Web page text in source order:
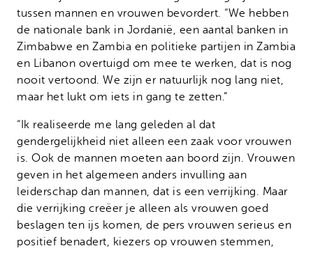
tussen mannen en vrouwen bevordert. “We hebben
de nationale bank in Jordanië, een aantal banken in
Zimbabwe en Zambia en politieke partijen in Zambia
en Libanon overtuigd om mee te werken, dat is nog
nooit vertoond. We zijn er natuurlijk nog lang niet,
maar het lukt om iets in gang te zetten.”
“Ik realiseerde me lang geleden al dat
gendergelijkheid niet alleen een zaak voor vrouwen
is. Ook de mannen moeten aan boord zijn. Vrouwen
geven in het algemeen anders invulling aan
leiderschap dan mannen, dat is een verrijking. Maar
die verrijking creëer je alleen als vrouwen goed
beslagen ten ijs komen, de pers vrouwen serieus en
positief benadert, kiezers op vrouwen stemmen,